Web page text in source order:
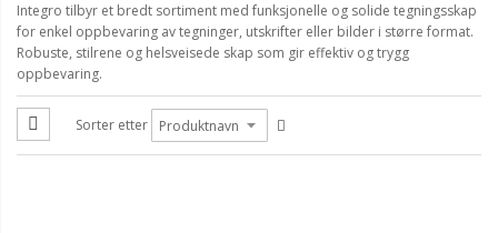
Integro tilbyr et bredt sortiment med funksjonelle og solide tegningsskap
for enkel oppbevaring av tegninger, utskrifter eller bilder i større format.
Robuste, stilrene og helsveisede skap som gir effektiv og trygg
oppbevaring.
Sorter etter